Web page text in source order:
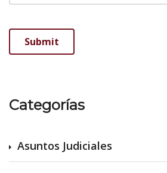
Categorías
Asuntos Judiciales